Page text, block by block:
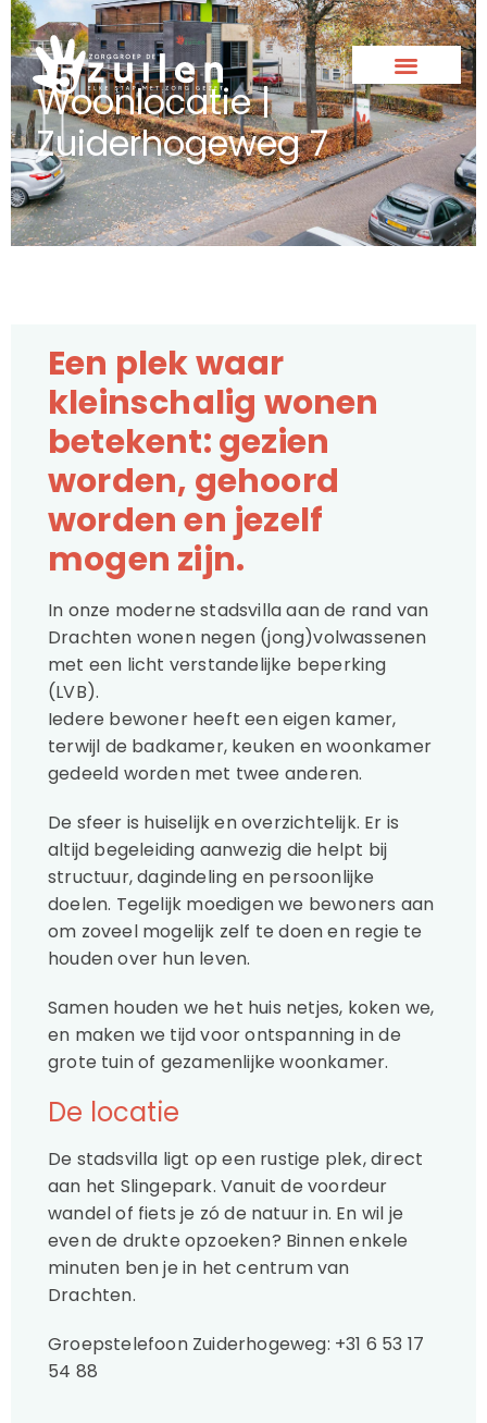
Woonlocatie |
Zuiderhogeweg 7
Een plek waar
kleinschalig wonen
betekent: gezien
worden, gehoord
worden en jezelf
mogen zijn.
In onze moderne stadsvilla aan de rand van
Drachten wonen negen (jong)volwassenen
met een licht verstandelijke beperking
(LVB).
Iedere bewoner heeft een eigen kamer,
terwijl de badkamer, keuken en woonkamer
gedeeld worden met twee anderen.
De sfeer is huiselijk en overzichtelijk. Er is
altijd begeleiding aanwezig die helpt bij
structuur, dagindeling en persoonlijke
doelen. Tegelijk moedigen we bewoners aan
om zoveel mogelijk zelf te doen en regie te
houden over hun leven.
Samen houden we het huis netjes, koken we,
en maken we tijd voor ontspanning in de
grote tuin of gezamenlijke woonkamer.
De locatie
De stadsvilla ligt op een rustige plek, direct
aan het Slingepark. Vanuit de voordeur
wandel of fiets je zó de natuur in. En wil je
even de drukte opzoeken? Binnen enkele
minuten ben je in het centrum van
Drachten.
Groepstelefoon Zuiderhogeweg: +31 6 53 17
54 88